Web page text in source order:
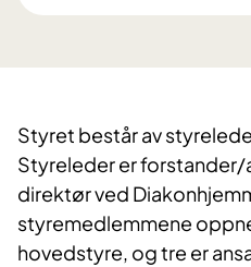
​Styret består av
Styreleder er
direktør ved
styremedlemmene
hovedstyre, og tre er